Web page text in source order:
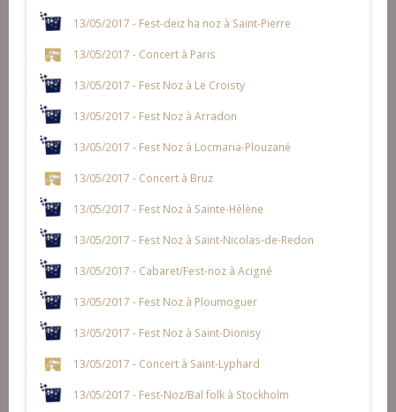
13/05/2017 - Fest-deiz ha noz à Saint-Pierre
13/05/2017 - Concert à Paris
13/05/2017 - Fest Noz à Le Croisty
13/05/2017 - Fest Noz à Arradon
13/05/2017 - Fest Noz à Locmaria-Plouzané
13/05/2017 - Concert à Bruz
13/05/2017 - Fest Noz à Sainte-Hélène
13/05/2017 - Fest Noz à Saint-Nicolas-de-Redon
13/05/2017 - Cabaret/Fest-noz à Acigné
13/05/2017 - Fest Noz à Ploumoguer
13/05/2017 - Fest Noz à Saint-Dionisy
13/05/2017 - Concert à Saint-Lyphard
13/05/2017 - Fest-Noz/Bal folk à Stockholm